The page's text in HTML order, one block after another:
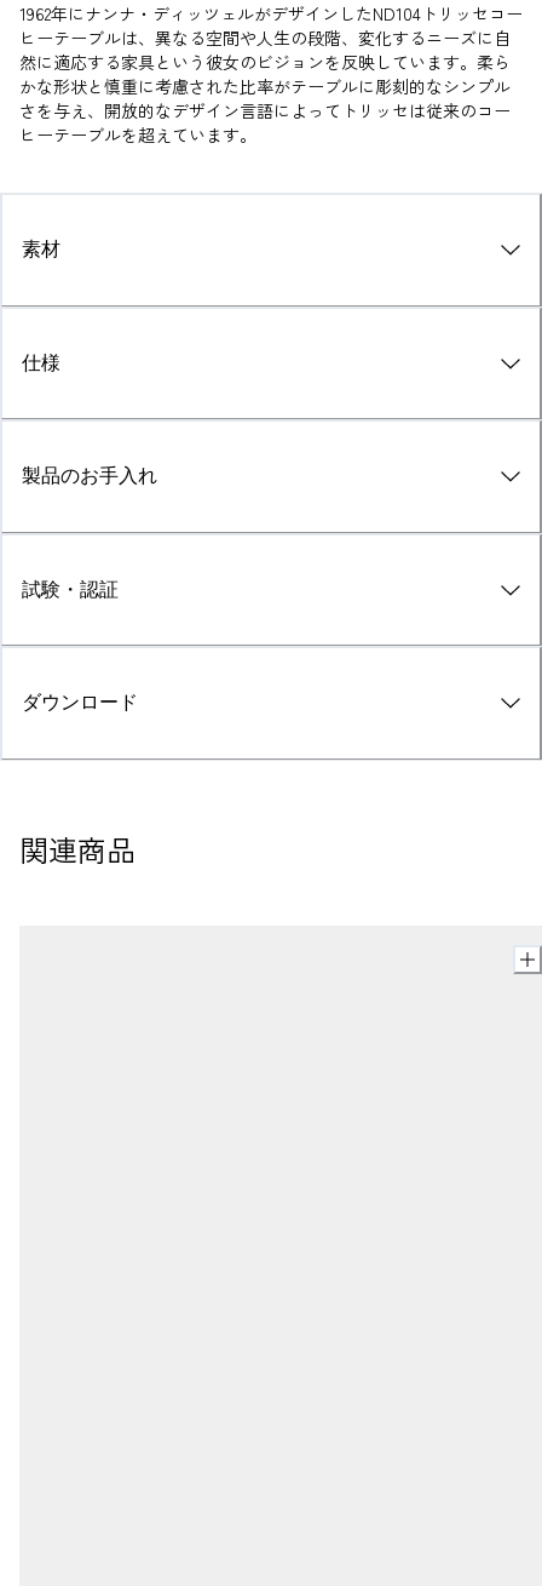
1962年にナンナ・ディッツェルがデザインしたND104トリッセコー
ヒーテーブルは、異なる空間や人生の段階、変化するニーズに自
然に適応する家具という彼女のビジョンを反映しています。柔ら
かな形状と慎重に考慮された比率がテーブルに彫刻的なシンプル
さを与え、開放的なデザイン言語によってトリッセは従来のコー
ヒーテーブルを超えています。
素材
仕様
製品のお手入れ
試験・認証
ダウンロード
関連商品